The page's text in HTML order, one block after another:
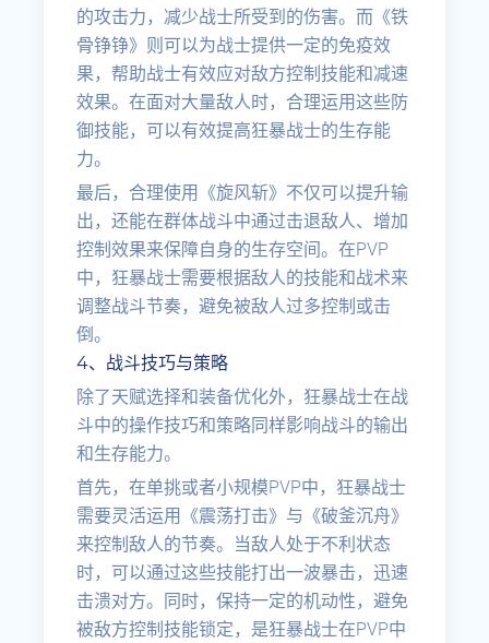
的攻击力，减少战士所受到的伤害。而《铁
骨铮铮》则可以为战士提供一定的免疫效
果，帮助战士有效应对敌方控制技能和减速
效果。在面对大量敌人时，合理运用这些防
御技能，可以有效提高狂暴战士的生存能
力。
最后，合理使用《旋风斩》不仅可以提升输
出，还能在群体战斗中通过击退敌人、增加
控制效果来保障自身的生存空间。在PVP
中，狂暴战士需要根据敌人的技能和战术来
调整战斗节奏，避免被敌人过多控制或击
倒。
4、战斗技巧与策略
除了天赋选择和装备优化外，狂暴战士在战
斗中的操作技巧和策略同样影响战斗的输出
和生存能力。
首先，在单挑或者小规模PVP中，狂暴战士
需要灵活运用《震荡打击》与《破釜沉舟》
来控制敌人的节奏。当敌人处于不利状态
时，可以通过这些技能打出一波暴击，迅速
击溃对方。同时，保持一定的机动性，避免
被敌方控制技能锁定，是狂暴战士在PVP中